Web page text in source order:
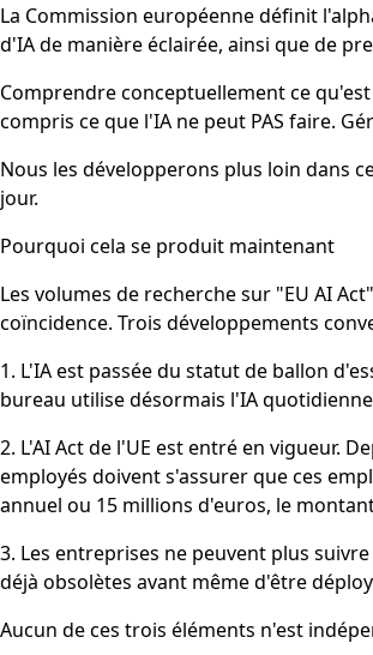
La Commission européenne définit
d'IA de manière éclairée, ainsi que de
Comprendre conceptuellement ce
compris ce que l'IA ne peut PAS faire.
Nous les développerons plus loin dans
jour.
Pourquoi cela se produit maintenant
Les volumes de recherche sur "EU AI
coïncidence. Trois développements
1. L'IA est passée du statut de ballon
bureau utilise désormais l'IA
2. L'AI Act de l'UE est entré en vigueur.
employés doivent s'assurer que ces
annuel ou 15 millions d'euros, le
3. Les entreprises ne peuvent plus
déjà obsolètes avant même d'être
Aucun de ces trois éléments n'est